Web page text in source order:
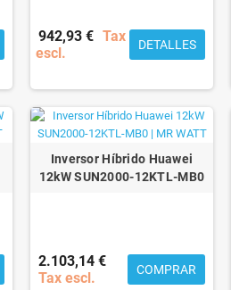
942,93 € Tax
escl.
DETALLES
Inversor Híbrido Huawei
12kW SUN2000-12KTL-MB0
2.103,14 €
Tax escl.
COMPRAR